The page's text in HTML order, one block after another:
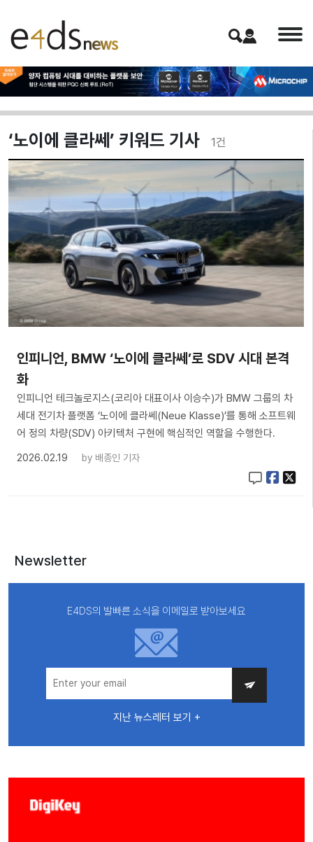
‘노이에 클라쎄’ 키워드 기사 1건
인피니언, BMW ‘노이에 클라쎄’로 SDV 시대 본격
화
인피니언 테크놀로지스(코리아 대표이사 이승수)가 BMW 그룹의 차
세대 전기차 플랫폼 ‘노이에 클라쎄(Neue Klasse)’를 통해 소프트웨
어 정의 차량(SDV) 아키텍처 구현에 핵심적인 역할을 수행한다.
2026.02.19
by 배종인 기자
Newsletter
E4DS의 발빠른 소식을 이메일로 받아보세요
지난 뉴스레터 보기 +